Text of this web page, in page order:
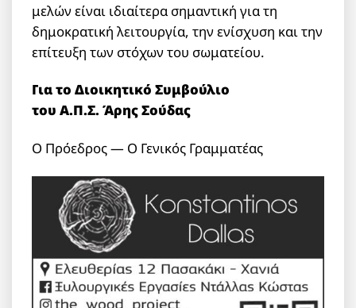
μελών είναι ιδιαίτερα σημαντική για τη
δημοκρατική λειτουργία, την ενίσχυση και την
επίτευξη των στόχων του σωματείου.
Για το Διοικητικό Συμβούλιο
του Α.Π.Σ. Άρης Σούδας
Ο Πρόεδρος — Ο Γενικός Γραμματέας